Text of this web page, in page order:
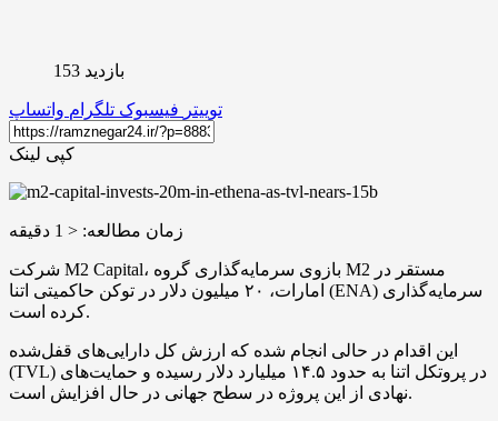
بازدید 153
توییتر فیسبوک تلگرام واتساپ
کپی لینک
زمان مطالعه: < 1 دقیقه
شرکت M2 Capital، بازوی سرمایه‌گذاری گروه M2 مستقر در
امارات، ۲۰ میلیون دلار در توکن حاکمیتی اتنا (ENA) سرمایه‌گذاری
کرده است.
این اقدام در حالی انجام شده که ارزش کل دارایی‌های قفل‌شده
(TVL) در پروتکل اتنا به حدود ۱۴.۵ میلیارد دلار رسیده و حمایت‌های
نهادی از این پروژه در سطح جهانی در حال افزایش است.